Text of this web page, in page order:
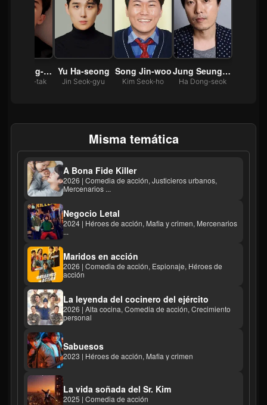
Park Young-tak
Oh Yeong-tak
Yu Ha-seong
Jin Seok-gyu
Song Jin-woo
Kim Seok-ho
Jung Seung-kil
Ha Dong-seok
Misma temática
A Bona Fide Killer
2026 | Comedia de acción, Justicieros urbanos,
Mercenarios ...
Negocio Letal
2024 | Héroes de acción, Mafia y crimen, Mercenarios
...
Maridos en acción
2026 | Comedia de acción, Espionaje, Héroes de
acción
La leyenda del cocinero del ejército
2026 | Alta cocina, Comedia de acción, Crecimiento
personal
Sabuesos
2023 | Héroes de acción, Mafia y crimen
La vida soñada del Sr. Kim
2025 | Comedia de acción